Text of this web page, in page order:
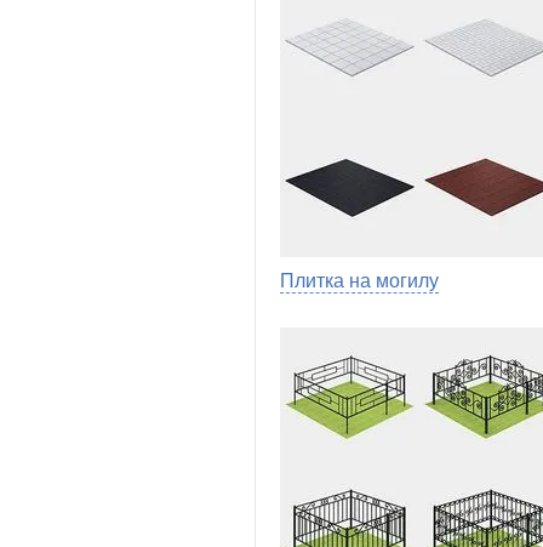
Плитка на могилу